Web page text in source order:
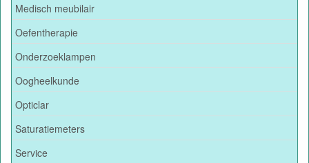
Medisch meubilair
Oefentherapie
Onderzoeklampen
Oogheelkunde
Opticlar
Saturatiemeters
Service